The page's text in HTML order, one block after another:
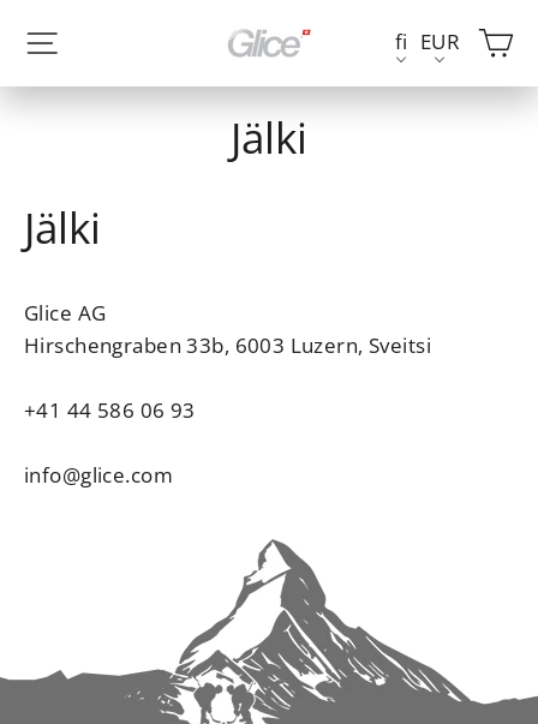
sisältöönSivuston navigointi EUR
fi
Jälki
Jälki
Glice AG
Hirschengraben 33b, 6003 Luzern, Sveitsi
+41 44 586 06 93
info@glice.com